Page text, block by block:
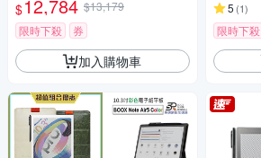
$12,784 $13,179
限時下殺
券
加入購物車
5 (1)
限時下殺